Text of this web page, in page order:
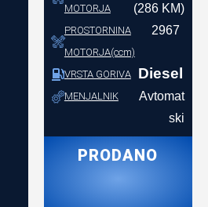
MOTORJA
(286 KM)
PROSTORNINA
MOTORJA(ccm)
2967
VRSTA GORIVA Diesel
MENJALNIK
Avtomat
ski
PRODANO